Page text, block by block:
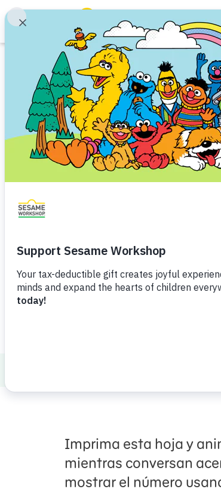
Buscar
Family Resources
ABCs and 123s
Healthy Minds and Bodies
Tough Topics
Courses and Webinars
Games and Storybooks
Our Work
Imprimible
Cuentra
saludable
Una hoja imprimible
Descargar Compartir
Imprima esta hoja y
mientras conversan
mostrar el número